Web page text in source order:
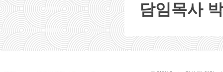
담임목사